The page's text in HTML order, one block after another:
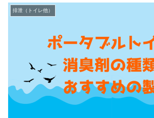
排泄（トイレ他）